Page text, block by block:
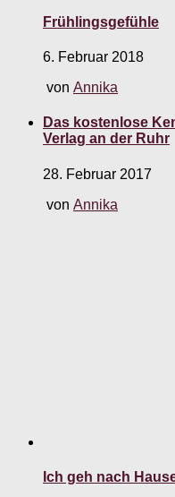
Frühlingsgefühle
6. Februar 2018
von Annika
Das kostenlose
Verlag an der Ruhr
28. Februar 2017
von Annika
Ich geh nach